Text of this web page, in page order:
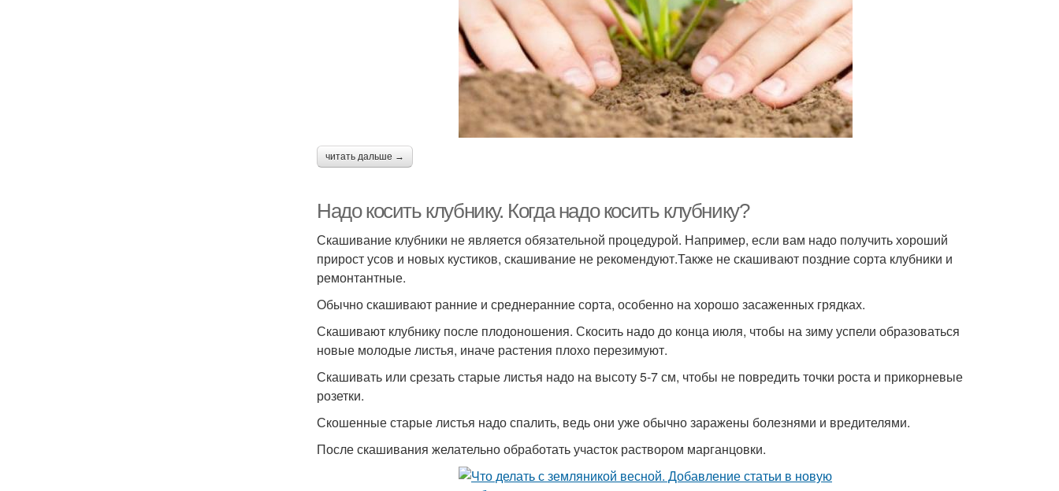
читать дальше →
Надо косить клубнику. Когда надо косить клубнику?
Скашивание клубники не является обязательной процедурой. Например, если вам надо получить хороший
прирост усов и новых кустиков, скашивание не рекомендуют.Также не скашивают поздние сорта клубники и
ремонтантные.
Обычно скашивают ранние и среднеранние сорта, особенно на хорошо засаженных грядках.
Скашивают клубнику после плодоношения. Скосить надо до конца июля, чтобы на зиму успели образоваться
новые молодые листья, иначе растения плохо перезимуют.
Скашивать или срезать старые листья надо на высоту 5-7 см, чтобы не повредить точки роста и прикорневые
розетки.
Скошенные старые листья надо спалить, ведь они уже обычно заражены болезнями и вредителями.
После скашивания желательно обработать участок раствором марганцовки.